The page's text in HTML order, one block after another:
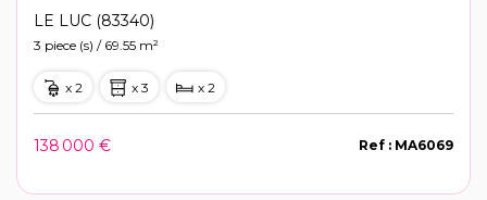
LE LUC (83340)
3 piece (s) / 69.55 m²
x 2 x 3 x 2
138 000 € Ref : MA6069